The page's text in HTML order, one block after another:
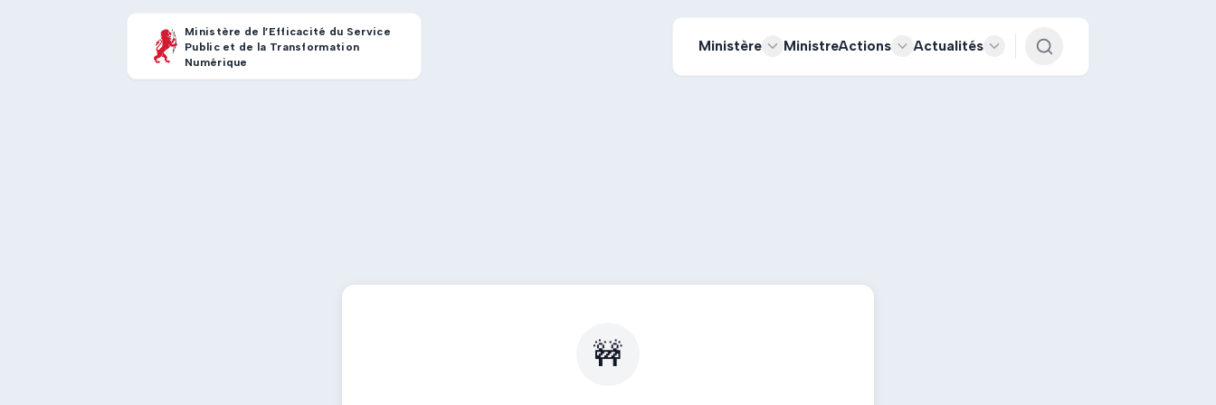
Ministère de l’Efficacité du Service
Public et de la Transformation
Numérique
Ministère MinistreActions Actualités
🚧